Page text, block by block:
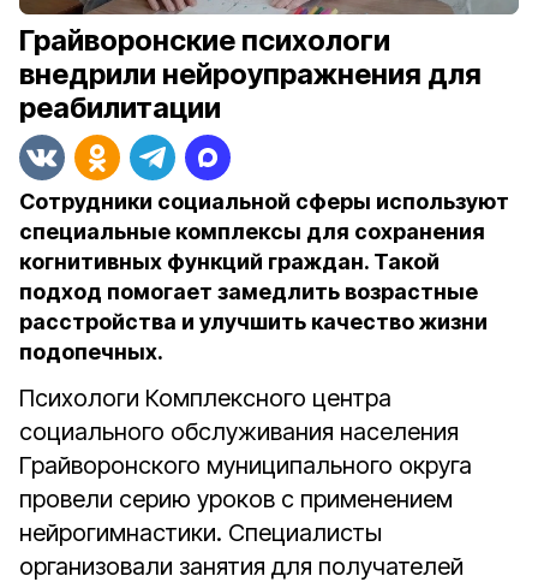
Грайворонские психологи
внедрили нейроупражнения для
реабилитации
Сотрудники социальной сферы используют
специальные комплексы для сохранения
когнитивных функций граждан. Такой
подход помогает замедлить возрастные
расстройства и улучшить качество жизни
подопечных.
Психологи Комплексного центра
социального обслуживания населения
Грайворонского муниципального округа
провели серию уроков с применением
нейрогимнастики. Специалисты
организовали занятия для получателей